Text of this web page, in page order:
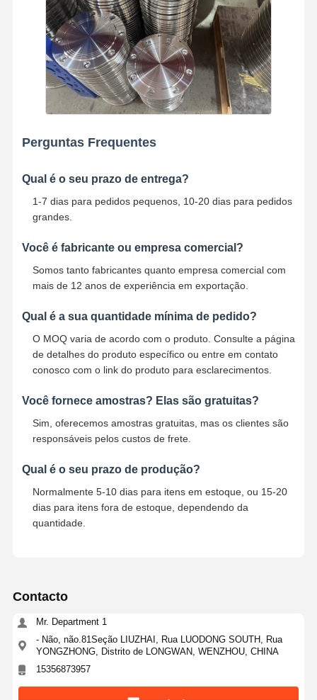
Perguntas Frequentes
Qual é o seu prazo de entrega?
1-7 dias para pedidos pequenos, 10-20 dias para pedidos
grandes.
Você é fabricante ou empresa comercial?
Somos tanto fabricantes quanto empresa comercial com
mais de 12 anos de experiência em exportação.
Qual é a sua quantidade mínima de pedido?
O MOQ varia de acordo com o produto. Consulte a página
de detalhes do produto específico ou entre em contato
conosco com o link do produto para esclarecimentos.
Você fornece amostras? Elas são gratuitas?
Sim, oferecemos amostras gratuitas, mas os clientes são
responsáveis pelos custos de frete.
Qual é o seu prazo de produção?
Normalmente 5-10 dias para itens em estoque, ou 15-20
dias para itens fora de estoque, dependendo da
quantidade.
Contacto
Mr. Department 1
- Não, não.81Seção LIUZHAI, Rua LUODONG SOUTH, Rua
YONGZHONG, Distrito de LONGWAN, WENZHOU, CHINA
15356873957